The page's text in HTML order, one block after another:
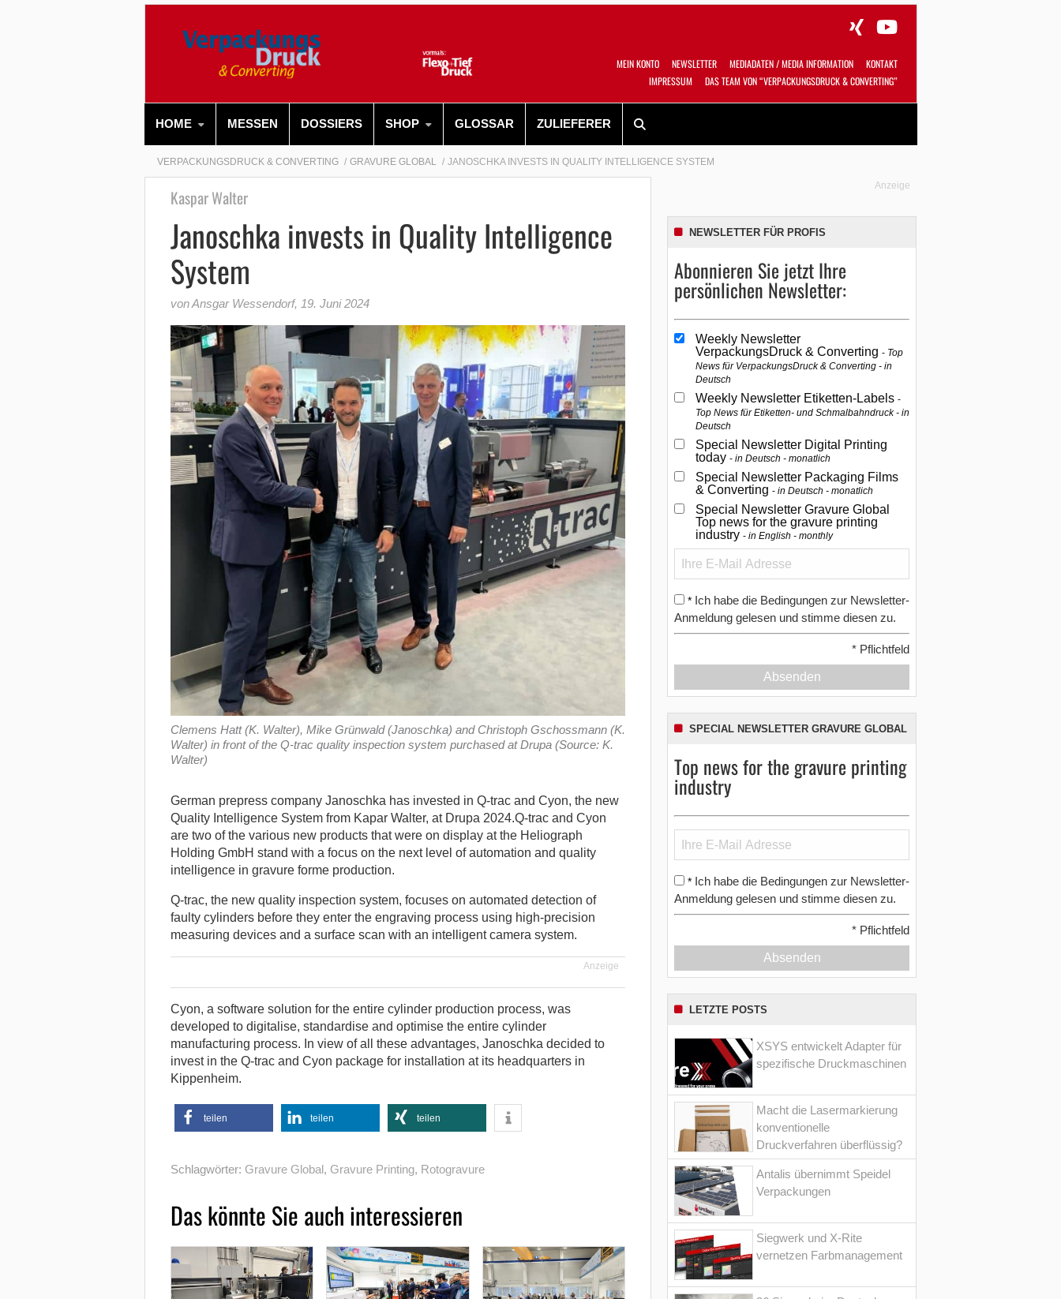
MEIN KONTO NEWSLETTER MEDIADATEN / MEDIA INFORMATION
KONTAKT
IMPRESSUM
DAS TEAM VON “VERPACKUNGSDRUCK & CONVERTING”
HOME MESSEN DOSSIERS SHOP GLOSSAR ZULIEFERER
VERPACKUNGSDRUCK & CONVERTING GRAVURE GLOBAL JANOSCHKA INVESTS IN QUALITY INTELLIGENCE SYSTEM
Kaspar Walter
Janoschka invests in Quality Intelligence
System
von Ansgar Wessendorf, 19. Juni 2024
Clemens Hatt (K. Walter), Mike Grünwald (Janoschka) and Christoph Gschossmann (K.
Walter) in front of the Q-trac quality inspection system purchased at Drupa (Source: K.
Walter)
German prepress company Janoschka has invested in Q-trac and Cyon, the new
Quality Intelligence System from Kapar Walter, at Drupa 2024.Q-trac and Cyon
are two of the various new products that were on display at the Heliograph
Holding GmbH stand with a focus on the next level of automation and quality
intelligence in gravure forme production.
Q-trac, the new quality inspection system, focuses on automated detection of
faulty cylinders before they enter the engraving process using high-precision
measuring devices and a surface scan with an intelligent camera system.
Anzeige
Cyon, a software solution for the entire cylinder production process, was
developed to digitalise, standardise and optimise the entire cylinder
manufacturing process. In view of all these advantages, Janoschka decided to
invest in the Q-trac and Cyon package for installation at its headquarters in
Kippenheim.
teilen teilen teilen
Schlagwörter: Gravure Global, Gravure Printing, Rotogravure
Das könnte Sie auch interessieren
Anzeige
NEWSLETTER FÜR PROFIS
Abonnieren Sie jetzt Ihre
persönlichen Newsletter:
Weekly Newsletter
VerpackungsDruck & Converting Top
News für VerpackungsDruck & Converting - in
Deutsch
Weekly Newsletter Etiketten-Labels
Top News für Etiketten- und Schmalbahndruck - in
Deutsch
Special Newsletter Digital Printing
today in Deutsch - monatlich
Special Newsletter Packaging Films
& Converting in Deutsch - monatlich
Special Newsletter Gravure Global
Top news for the gravure printing
industry in English - monthly
* Ich habe die Bedingungen zur Newsletter-
Anmeldung gelesen und stimme diesen zu.
* Pflichtfeld
Absenden
SPECIAL NEWSLETTER GRAVURE GLOBAL
Top news for the gravure printing
industry
* Ich habe die Bedingungen zur Newsletter-
Anmeldung gelesen und stimme diesen zu.
* Pflichtfeld
Absenden
LETZTE POSTS
XSYS entwickelt Adapter für
spezifische Druckmaschinen
Macht die Lasermarkierung
konventionelle
Druckverfahren überflüssig?
Antalis übernimmt Speidel
Verpackungen
Siegwerk und X-Rite
vernetzen Farbmanagement